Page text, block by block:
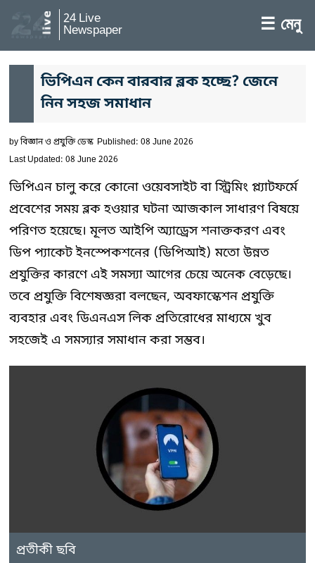
24 Live
Newspaper ☰ মেনু
ভিপিএন কেন বারবার ব্লক হচ্ছে? জেনে
নিন সহজ সমাধান
byবিজ্ঞান ও প্রযুক্তি ডেস্ক Published: 08 June 2026
Last Updated: 08 June 2026
ভিপিএন চালু করে কোনো ওয়েবসাইট বা স্ট্রিমিং প্ল্যাটফর্মে
প্রবেশের সময় ব্লক হওয়ার ঘটনা আজকাল সাধারণ বিষয়ে
পরিণত হয়েছে। মূলত আইপি অ্যাড্রেস শনাক্তকরণ এবং
ডিপ প্যাকেট ইনস্পেকশনের (ডিপিআই) মতো উন্নত
প্রযুক্তির কারণে এই সমস্যা আগের চেয়ে অনেক বেড়েছে।
তবে প্রযুক্তি বিশেষজ্ঞরা বলছেন, অবফাস্কেশন প্রযুক্তি
ব্যবহার এবং ডিএনএস লিক প্রতিরোধের মাধ্যমে খুব
সহজেই এ সমস্যার সমাধান করা সম্ভব।
প্রতীকী ছবি